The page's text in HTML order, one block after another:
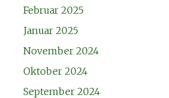
Februar 2025
Januar 2025
November 2024
Oktober 2024
September 2024